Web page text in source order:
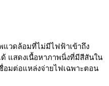
แวดล้อมที่ไม่มีไฟฟ้าเข้าถึง
แสดงเนื้อหาภาพนิ่งที่มีสีสันใน
อมต่อแหล่งจ่ายไฟเฉพาะตอน